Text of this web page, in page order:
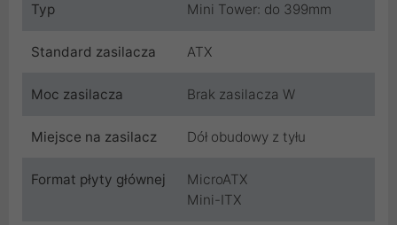
Typ Mini Tower: do 399mm
Standard zasilacza ATX
Moc zasilacza Brak zasilacza W
Miejsce na zasilacz Dół obudowy z tyłu
Format płyty głównej
MicroATX
Mini-ITX